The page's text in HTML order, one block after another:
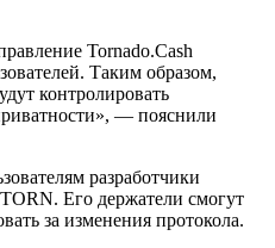
Tornado.Cash
Таким образом,
контролировать
— пояснили
разработчики
Его держатели смогут
за изменения протокола.